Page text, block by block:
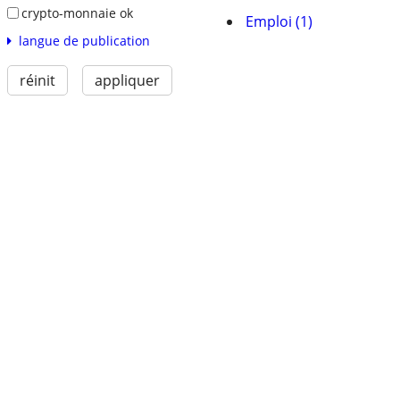
crypto-monnaie ok
langue de publication
réinit appliquer
Emploi (1)